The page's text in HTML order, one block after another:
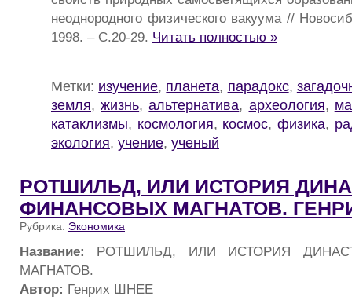
неоднородного физического вакуума //
1998. – С.20-29. Читать полностью »
Метки: изучение, планета, парадокс,
земля,жизнь,альтернатива, археология,
катаклизмы, космология, космос,физика,
экология, учение, ученый
РОТШИЛЬД, ИЛИ ИСТОРИЯ
ФИНАНСОВЫХ МАГНАТОВ.
Рубрика: Экономика
Название: РОТШИЛЬД, ИЛИ ИСТОРИЯ
МАГНАТОВ.
Автор: Генрих ШНЕЕ